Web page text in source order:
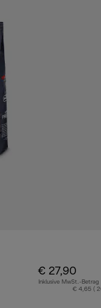
€ 27,90
Inklusive MwSt.-Betrag
€ 4,65 (